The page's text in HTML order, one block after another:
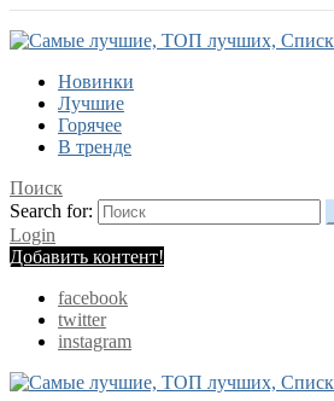
Новинки
Лучшие
Горячее
В тренде
Поиск
Search for:
Login
Добавить контент!
facebook
twitter
instagram